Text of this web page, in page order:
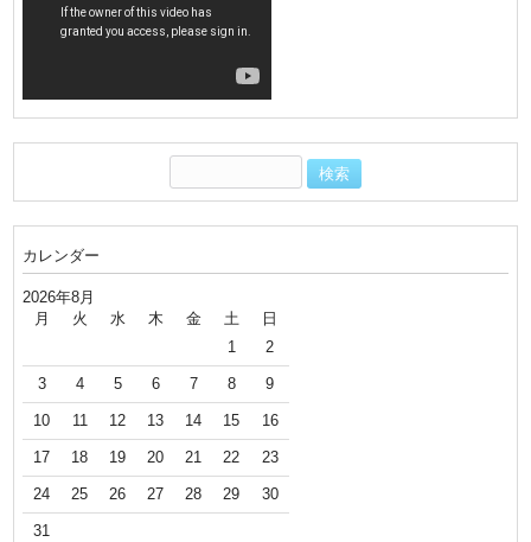
カレンダー
2026年8月
月 火 水 木 金 土 日
1 2
3 4 5 6 7 8 9
10 11 12 13 14 15 16
17 18 19 20 21 22 23
24 25 26 27 28 29 30
31